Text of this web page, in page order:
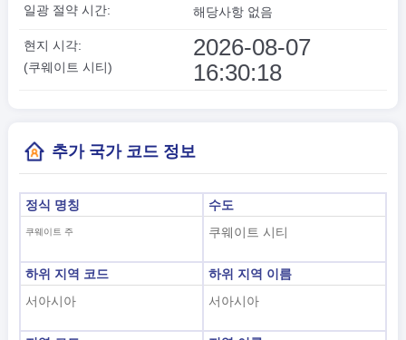
일광 절약 시간: 해당사항 없음
현지 시각:
(쿠웨이트 시티)
2026-08-07
16:30:18
추가 국가 코드 정보
정식 명칭
쿠웨이트 주
수도
쿠웨이트 시티
하위 지역 코드
서아시아
하위 지역 이름
서아시아